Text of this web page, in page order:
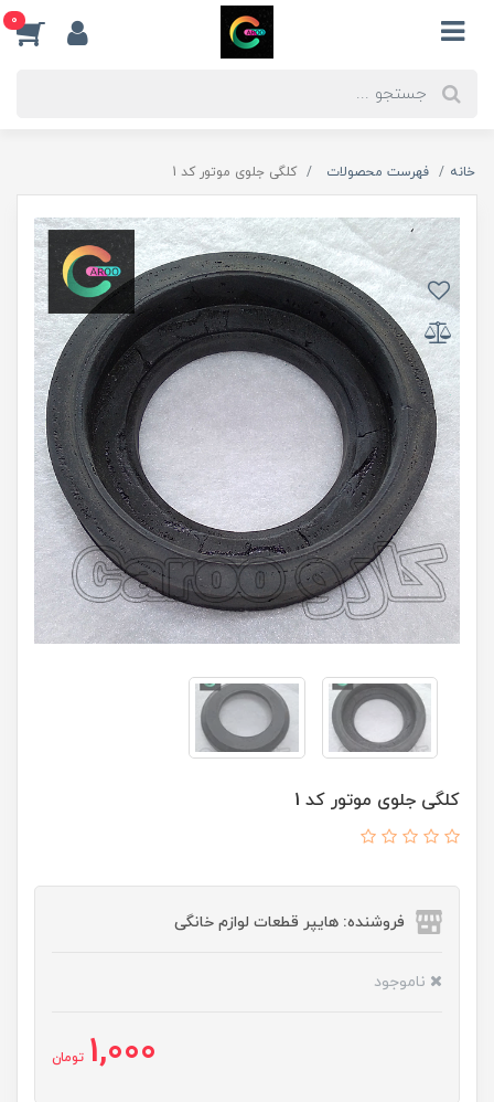
0
خانه فهرست محصولات کلگی جلوی موتور کد 1
کلگی جلوی موتور کد 1
فروشنده: هایپر قطعات لوازم خانگی
ناموجود
1,000 تومان